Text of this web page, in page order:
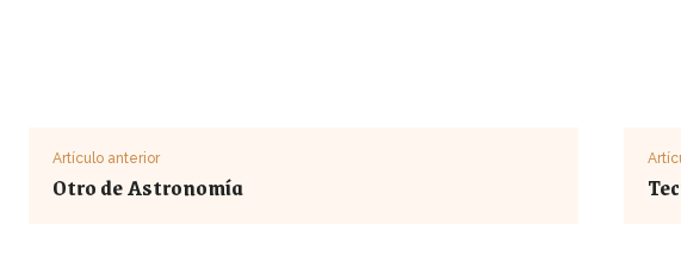
Artículo anterior
Otro de Astronomía